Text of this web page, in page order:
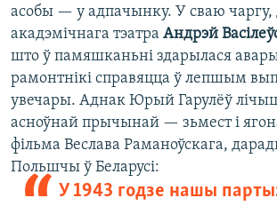
асобы — у адпачынку. У сваю чаргу,
акадэмічнага тэатра Андрэй
што ў памяшканьні здарылася
рамонтнікі справяцца ў лепшым
увечары. Аднак Юрый Гарулёў
асноўнай прычынай — зьмест і
фільма Веслава Раманоўскага,
Польшчы ў Беларусі:
У 1943 годзе нашы